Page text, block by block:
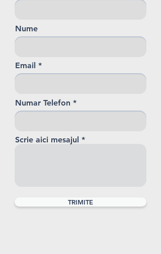
Nume
Email
Numar Telefon
Scrie aici mesajul
TRIMITE